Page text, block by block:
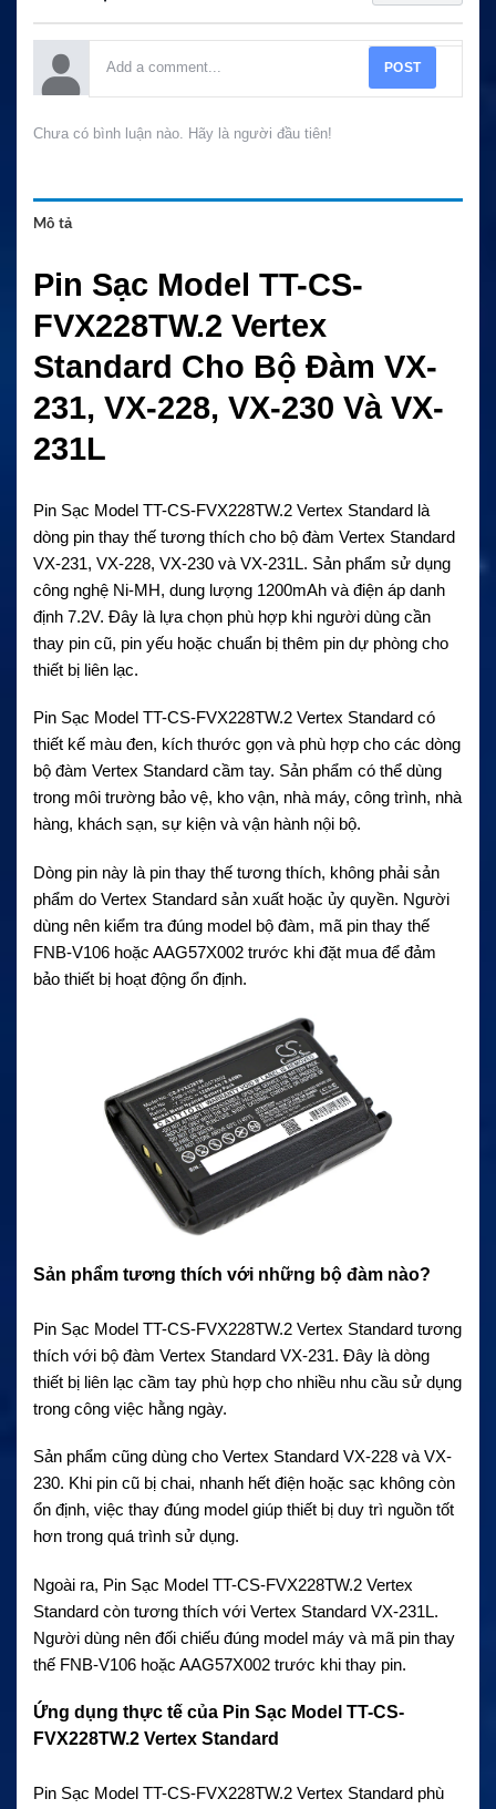
POST
Chưa có bình luận nào. Hãy là người đầu tiên!
Mô tả
Pin Sạc Model TT-CS-
FVX228TW.2 Vertex
Standard Cho Bộ Đàm VX-
231, VX-228, VX-230 Và VX-
231L
Pin Sạc Model TT-CS-FVX228TW.2 Vertex Standard là
dòng pin thay thế tương thích cho bộ đàm Vertex Standard
VX-231, VX-228, VX-230 và VX-231L. Sản phẩm sử dụng
công nghệ Ni-MH, dung lượng 1200mAh và điện áp danh
định 7.2V. Đây là lựa chọn phù hợp khi người dùng cần
thay pin cũ, pin yếu hoặc chuẩn bị thêm pin dự phòng cho
thiết bị liên lạc.
Pin Sạc Model TT-CS-FVX228TW.2 Vertex Standard có
thiết kế màu đen, kích thước gọn và phù hợp cho các dòng
bộ đàm Vertex Standard cầm tay. Sản phẩm có thể dùng
trong môi trường bảo vệ, kho vận, nhà máy, công trình, nhà
hàng, khách sạn, sự kiện và vận hành nội bộ.
Dòng pin này là pin thay thế tương thích, không phải sản
phẩm do Vertex Standard sản xuất hoặc ủy quyền. Người
dùng nên kiểm tra đúng model bộ đàm, mã pin thay thế
FNB-V106 hoặc AAG57X002 trước khi đặt mua để đảm
bảo thiết bị hoạt động ổn định.
Sản phẩm tương thích với những bộ đàm nào?
Pin Sạc Model TT-CS-FVX228TW.2 Vertex Standard tương
thích với bộ đàm Vertex Standard VX-231. Đây là dòng
thiết bị liên lạc cầm tay phù hợp cho nhiều nhu cầu sử dụng
trong công việc hằng ngày.
Sản phẩm cũng dùng cho Vertex Standard VX-228 và VX-
230. Khi pin cũ bị chai, nhanh hết điện hoặc sạc không còn
ổn định, việc thay đúng model giúp thiết bị duy trì nguồn tốt
hơn trong quá trình sử dụng.
Ngoài ra, Pin Sạc Model TT-CS-FVX228TW.2 Vertex
Standard còn tương thích với Vertex Standard VX-231L.
Người dùng nên đối chiếu đúng model máy và mã pin thay
thế FNB-V106 hoặc AAG57X002 trước khi thay pin.
Ứng dụng thực tế của Pin Sạc Model TT-CS-
FVX228TW.2 Vertex Standard
Pin Sạc Model TT-CS-FVX228TW.2 Vertex Standard phù